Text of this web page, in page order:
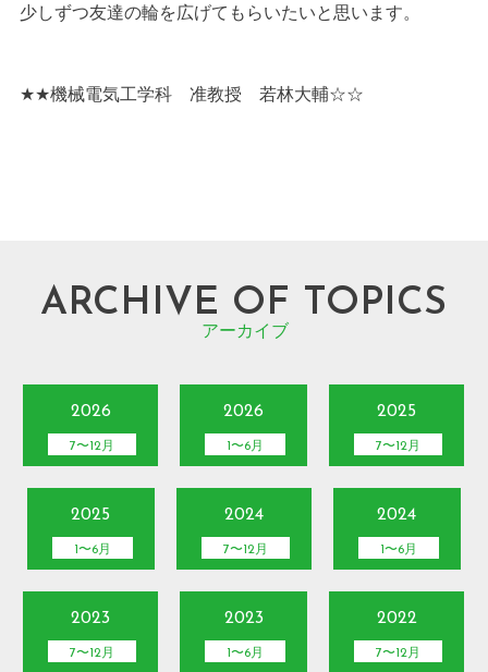
少しずつ友達の輪を広げてもらいたいと思います。
★★機械電気工学科 准教授 若林大輔☆☆
ARCHIVE OF TOPICS
アーカイブ
2026
7〜12月
2026
1〜6月
2025
7〜12月
2025
1〜6月
2024
7〜12月
2024
1〜6月
2023
7〜12月
2023
1〜6月
2022
7〜12月